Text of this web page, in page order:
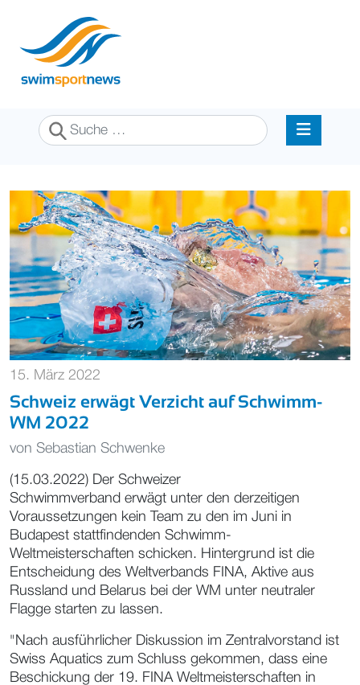
Suchen
15. März 2022
Schweiz erwägt Verzicht auf Schwimm-
WM 2022
von Sebastian Schwenke
(15.03.2022) Der Schweizer
Schwimmverband erwägt unter den derzeitigen
Voraussetzungen kein Team zu den im Juni in
Budapest stattfindenden Schwimm-
Weltmeisterschaften schicken. Hintergrund ist die
Entscheidung des Weltverbands FINA, Aktive aus
Russland und Belarus bei der WM unter neutraler
Flagge starten zu lassen.
"Nach ausführlicher Diskussion im Zentralvorstand ist
Swiss Aquatics zum Schluss gekommen, dass eine
Beschickung der 19. FINA Weltmeisterschaften in